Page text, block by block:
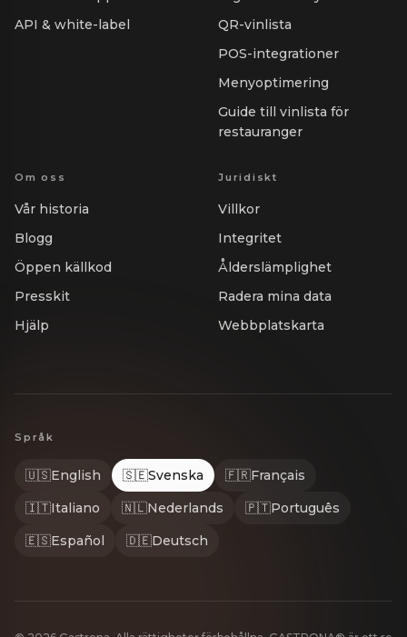
API & white-label
QR-vinlista
POS-integrationer
Menyoptimering
Guide till vinlista för
restauranger
Om oss
Vår historia
Blogg
Öppen källkod
Presskit
Hjälp
Juridiskt
Villkor
Integritet
Ålderslämplighet
Radera mina data
Webbplatskarta
Språk
🇺🇸English 🇸🇪Svenska 🇫🇷Français
🇮🇹Italiano 🇳🇱Nederlands 🇵🇹Português
🇪🇸Español 🇩🇪Deutsch